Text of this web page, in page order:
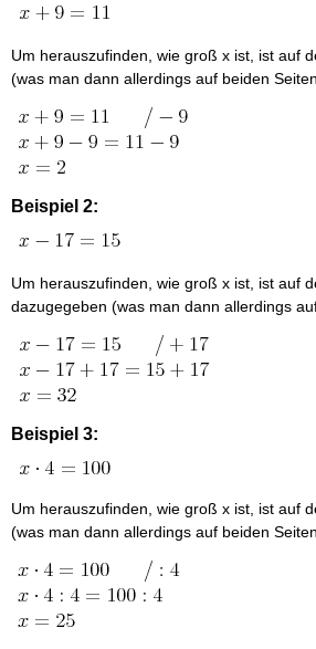
Um herauszufinden, wie groß x ist, ist auf
(was man dann allerdings auf beiden
Beispiel 2:
Um herauszufinden, wie groß x ist, ist auf
dazugegeben (was man dann allerdings
Beispiel 3:
Um herauszufinden, wie groß x ist, ist auf
(was man dann allerdings auf beiden